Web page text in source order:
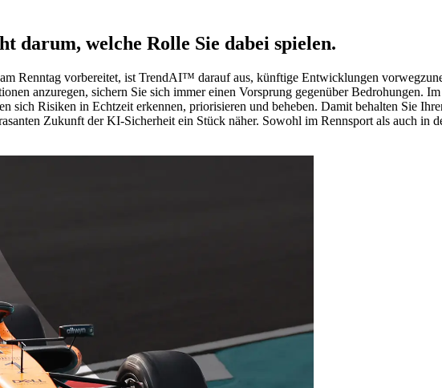
darum, welche Rolle Sie dabei spielen.
Renntag vorbereitet, ist TrendAI™ darauf aus, künftige Entwicklungen
anzuregen, sichern Sie sich immer einen Vorsprung gegenüber Bedrohungen.
sich Risiken in Echtzeit erkennen, priorisieren und beheben. Damit behalten Sie
Zukunft der KI-Sicherheit ein Stück näher. Sowohl im Rennsport als auch in